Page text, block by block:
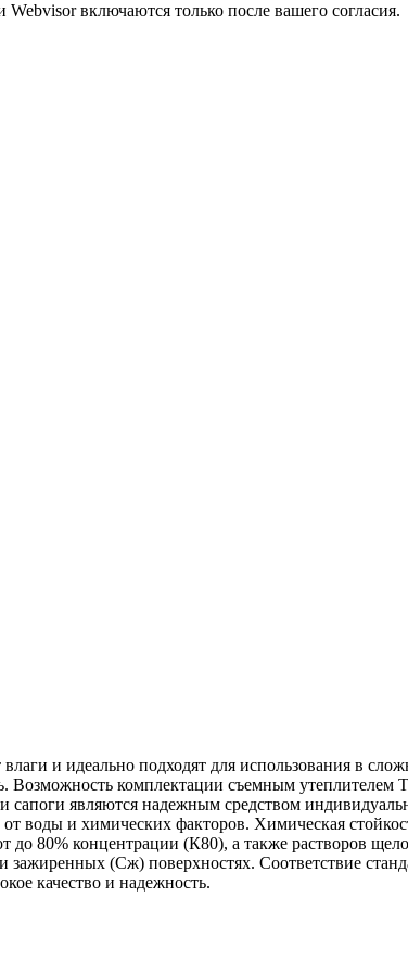
включаются только после вашего согласия.
и идеально подходят для использования в
комплектации съемным утеплителем
сапоги являются надежным средством
и химических факторов. Химическая
80% концентрации (К80), а также растворов
(Сж) поверхностях. Соответствие
качество и надежность.